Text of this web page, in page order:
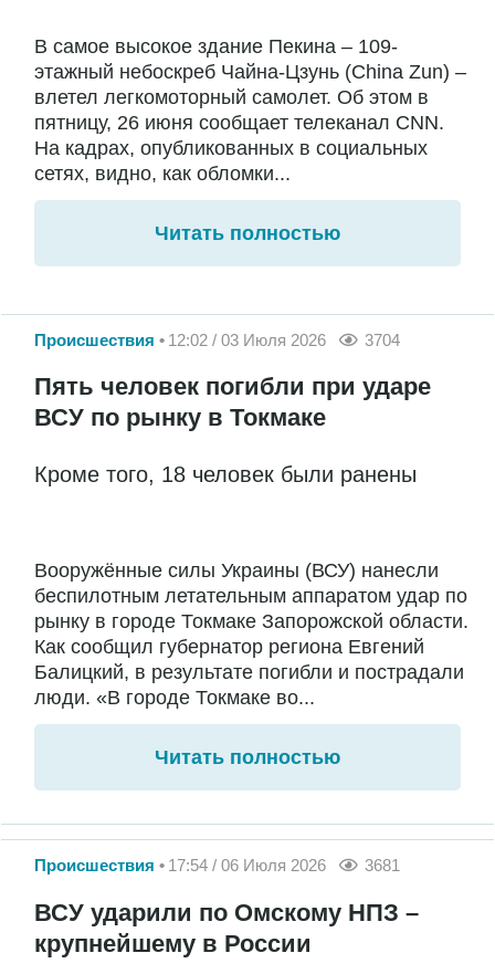
В самое высокое здание Пекина – 109-
этажный небоскреб Чайна-Цзунь (China Zun) –
влетел легкомоторный самолет. Об этом в
пятницу, 26 июня сообщает телеканал CNN.
На кадрах, опубликованных в социальных
сетях, видно, как обломки...
Читать полностью
Происшествия 12:02 / 03 Июля 2026 3704
Пять человек погибли при ударе
ВСУ по рынку в Токмаке
Кроме того, 18 человек были ранены
Вооружённые силы Украины (ВСУ) нанесли
беспилотным летательным аппаратом удар по
рынку в городе Токмаке Запорожской области.
Как сообщил губернатор региона Евгений
Балицкий, в результате погибли и пострадали
люди. «В городе Токмаке во...
Читать полностью
Происшествия 17:54 / 06 Июля 2026 3681
ВСУ ударили по Омскому НПЗ –
крупнейшему в России